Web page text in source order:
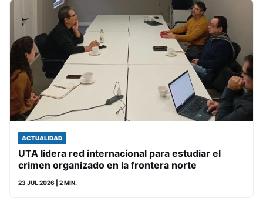
ACTUALIDAD
UTA lidera red internacional para estudiar el
crimen organizado en la frontera norte
23 JUL 2026 | 2 MIN.